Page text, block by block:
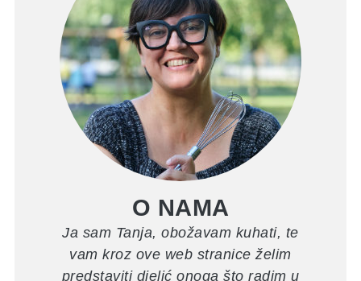
O NAMA
Ja sam Tanja, obožavam kuhati, te
vam kroz ove web stranice želim
predstaviti djelić onoga što radim u